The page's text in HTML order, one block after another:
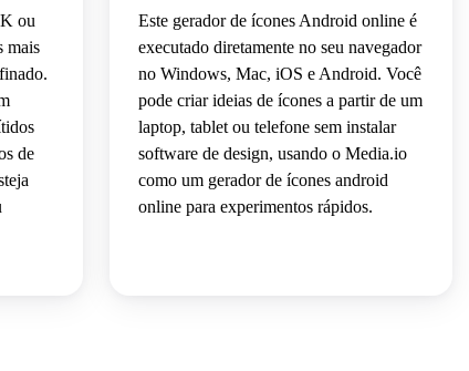
ou
mais
de
Este gerador de ícones Android online é
executado diretamente no seu navegador
no Windows, Mac, iOS e Android. Você
pode criar ideias de ícones a partir de um
laptop, tablet ou telefone sem instalar
software de design, usando o Media.io
como um gerador de ícones android
online para experimentos rápidos.